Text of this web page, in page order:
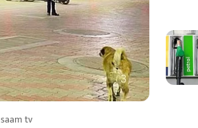
saam tv